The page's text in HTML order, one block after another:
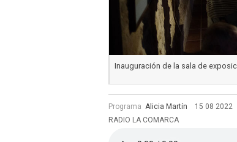
Inauguración de la sala de
Programa Alicia Martín 15 08 2022
RADIO LA COMARCA